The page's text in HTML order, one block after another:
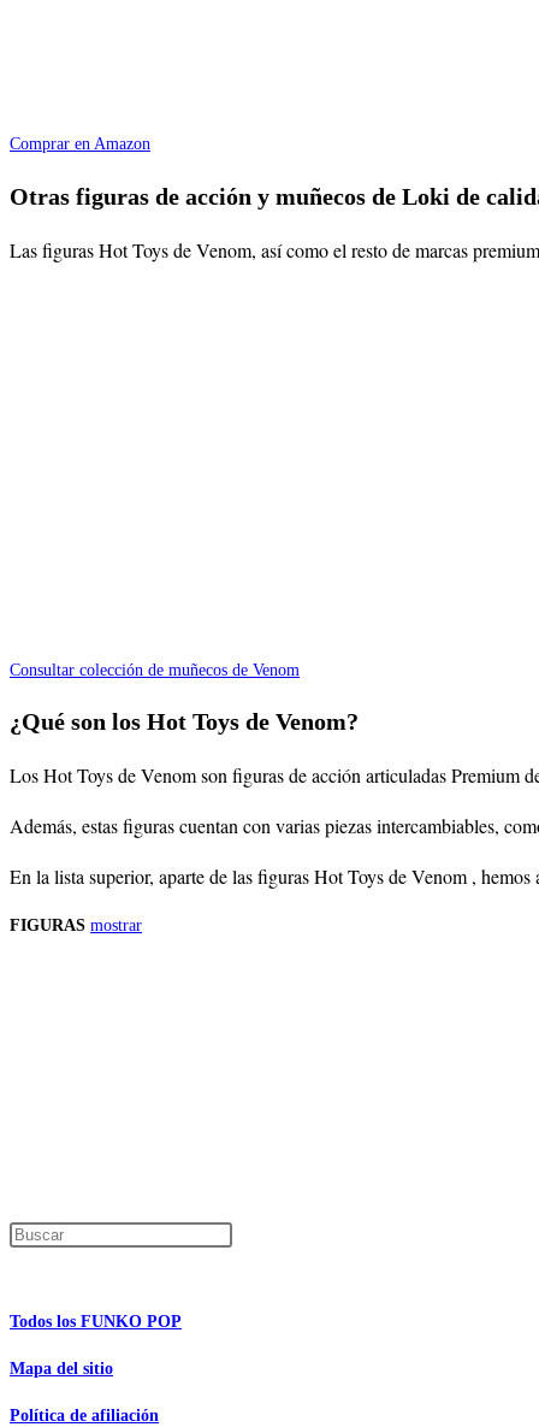
Comprar en Amazon
Otras figuras de acción y muñecos de Loki de
Las figuras Hot Toys de Venom, así como el resto de marcas
Consultar colección de muñecos de Venom
¿Qué son los Hot Toys de Venom?
Los Hot Toys de Venom son figuras de acción articuladas Premium
Además, estas figuras cuentan con varias piezas intercambiables,
En la lista superior, aparte de las figuras Hot Toys de Venom ,
FIGURAS mostrar
Todos los FUNKO POP
Mapa del sitio
Política de afiliación